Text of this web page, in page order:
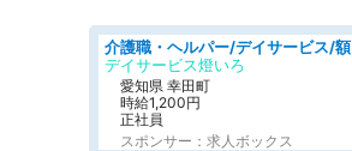
デイサービス燈いろ
愛知県 幸田町
時給1,200円
正社員
スポンサー：求人ボックス